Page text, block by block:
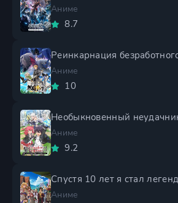
Аниме
8.7
Реинкарнация
Аниме
10
Необыкновенный
Аниме
9.2
Спустя 10 лет я стал
Аниме